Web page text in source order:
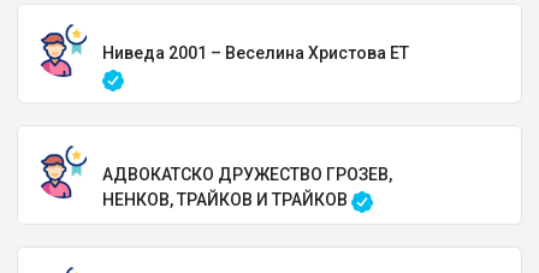
Ниведа 2001 – Веселина Христова ЕТ
АДВОКАТСКО ДРУЖЕСТВО ГРОЗЕВ,
НЕНКОВ, ТРАЙКОВ И ТРАЙКОВ